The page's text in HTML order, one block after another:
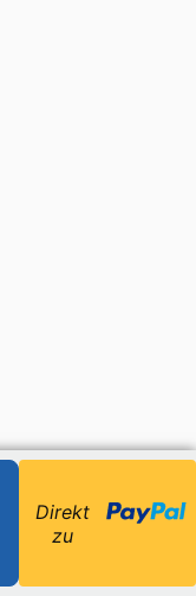
Direkt
zu